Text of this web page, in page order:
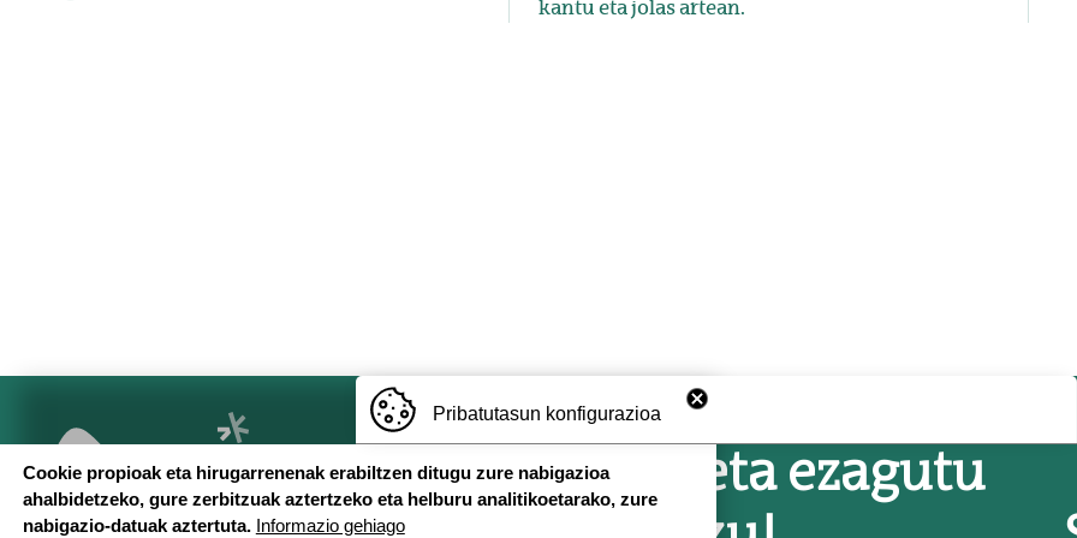
kantu eta jolas artean.
Zatoz eta ezagutu
Pribatutasun konfigurazioa
Cookie propioak eta hirugarrenenak erabiltzen ditugu zure nabigazioa
ahalbidetzeko, gure zerbitzuak aztertzeko eta helburu analitikoetarako, zure
nabigazio-datuak aztertuta. Informazio gehiago